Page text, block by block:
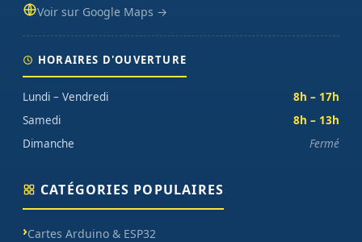
Voir sur Google Maps →
HORAIRES D'OUVERTURE
Lundi – Vendredi
8h – 17h
Samedi
8h – 13h
Dimanche
Fermé
CATÉGORIES POPULAIRES
Cartes Arduino & ESP32